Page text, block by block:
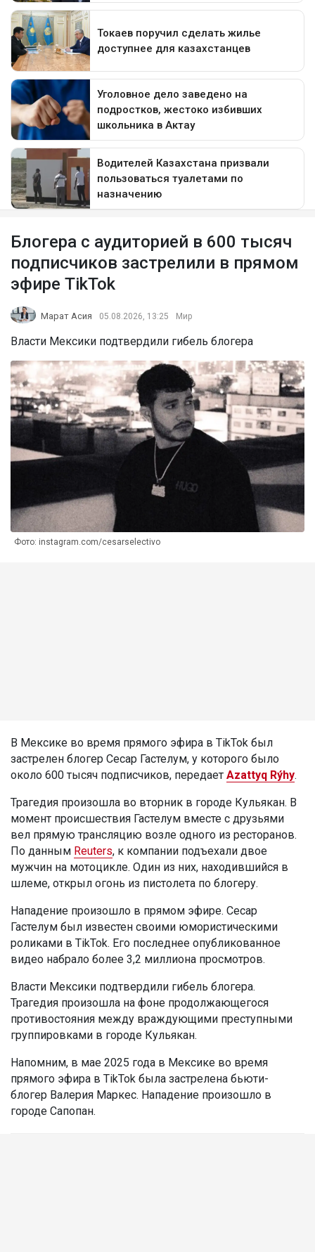
Блогера с аудиторией в 600 тысяч
подписчиков застрелили в прямом
эфире TikTok
Марат Асия 05.08.2026, 13:25 Мир
Власти Мексики подтвердили гибель блогера
Фото: instagram.com/cesarselectivo
В Мексике во время прямого эфира в TikTok был
застрелен блогер Сесар Гастелум, у которого было
около 600 тысяч подписчиков, передает Azattyq Rýhy.
Трагедия произошла во вторник в городе Кульякан. В
момент происшествия Гастелум вместе с друзьями
вел прямую трансляцию возле одного из ресторанов.
По данным Reuters, к компании подъехали двое
мужчин на мотоцикле. Один из них, находившийся в
шлеме, открыл огонь из пистолета по блогеру.
Нападение произошло в прямом эфире. Сесар
Гастелум был известен своими юмористическими
роликами в TikTok. Его последнее опубликованное
видео набрало более 3,2 миллиона просмотров.
Власти Мексики подтвердили гибель блогера.
Трагедия произошла на фоне продолжающегося
противостояния между враждующими преступными
группировками в городе Кульякан.
Напомним, в мае 2025 года в Мексике во время
прямого эфира в TikTok была застрелена бьюти-
блогер Валерия Маркес. Нападение произошло в
городе Сапопан.